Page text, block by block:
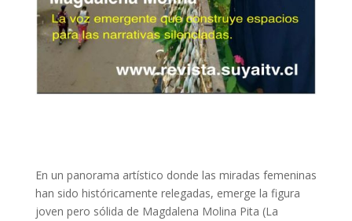
En un panorama artístico donde las miradas femeninas
han sido históricamente relegadas, emerge la figura
joven pero sólida de Magdalena Molina Pita (La